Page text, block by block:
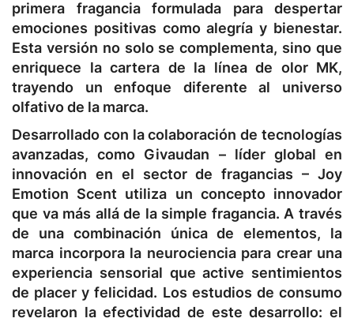
primera fragancia formulada para despertar
emociones positivas como alegría y bienestar.
Esta versión no solo se complementa, sino que
enriquece la cartera de la línea de olor MK,
trayendo un enfoque diferente al universo
olfativo de la marca.
Desarrollado con la colaboración de tecnologías
avanzadas, como Givaudan – líder global en
innovación en el sector de fragancias – Joy
Emotion Scent utiliza un concepto innovador
que va más allá de la simple fragancia. A través
de una combinación única de elementos, la
marca incorpora la neurociencia para crear una
experiencia sensorial que active sentimientos
de placer y felicidad. Los estudios de consumo
revelaron la efectividad de este desarrollo: el